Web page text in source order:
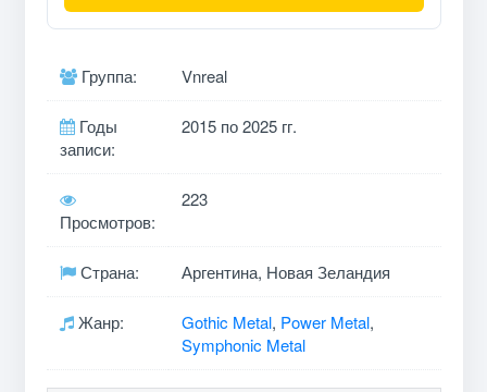
Группа: Vnreal
Годы
записи:
2015 по 2025 гг.
Просмотров:
223
Страна: Аргентина, Новая Зеландия
Жанр: Gothic Metal, Power Metal,
Symphonic Metal